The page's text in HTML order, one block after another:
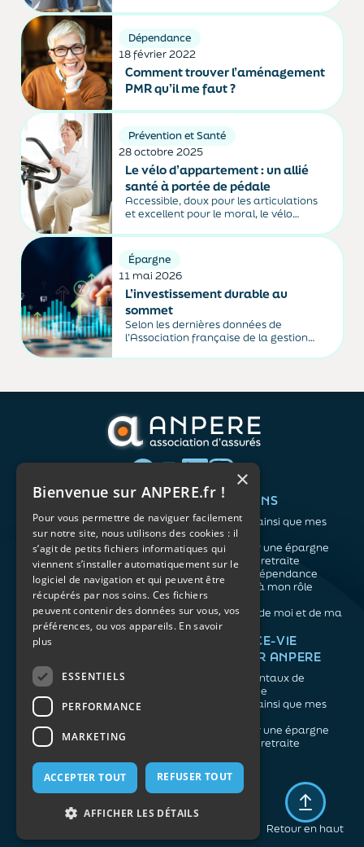
sur la charge de l'aidant, en l'amenant
à faire toujours plus, toujours mieux,
toujours seul... au risque de s'épuiser ou
de se sacrifier.
Dépendance
18 février 2022
Comment trouver l’aménagement
PMR qu’il me faut ?
Prévention et Santé
28 octobre 2025
Le vélo d’appartement : un allié
santé à portée de pédale
Accessible, doux pour les articulations
et excellent pour le moral, le vélo
partenaire bien-être idéal. Zoom sur
une pratique complète, validée par les
médecins, pour bouger sans quitter la
maison.
Épargne
11 mai 2026
L’investissement durable au
sommet
Selon les dernières données de
l’Association française de la gestion
d’investissement responsable a
pour atteindre presque 3.000 milliards
Retour en haut
Mentions légales
Politique de confidentialité
QUI SOMMES-NOUS ?
L'association
Notre organisation
L’équipe
Les atouts du contrat
associatif
VOS BESOINS
Me protéger ainsi que mes
proches
Me constituer une épargne
Préparer ma retraite
Anticiper la dépendance
Me préparer à mon rôle
d'aidant
Prendre soin de moi et de ma
santé
NOS ARTICLES
Retraite
Prévoyance
Dépendance
Aidants
ASSURANCE-VIE
FACILE PAR ANPERE
Les fondamentaux de
l'assurance vie
Me protéger ainsi que mes
Me constituer une épargne
Préparer ma retraite
×
Bienvenue sur ANPERE.fr !
Pour vous permettre de naviguer facilement
sur notre site, nous utilisons des cookies : il
s’agit de petits fichiers informatiques qui
viennent s’installer automatiquement sur le
logiciel de navigation et qui peuvent être
récupérés par nos soins. Ces fichiers
peuvent contenir des données sur vous, vos
préférences, ou vos appareils. En savoir
plus
ESSENTIELS
PERFORMANCE
MARKETING
ACCEPTER TOUT REFUSER TOUT
AFFICHER LES DÉTAILS